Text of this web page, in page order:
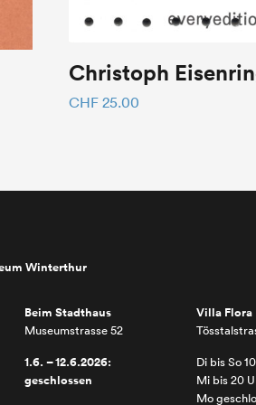
Christoph
CHF 25.00
Winterthur
Beim Stadthaus
Museumstrasse 52
1.6. – 12.6.2026:
geschlossen
Villa Flora
Di bis So
Mi bis 20
Mo